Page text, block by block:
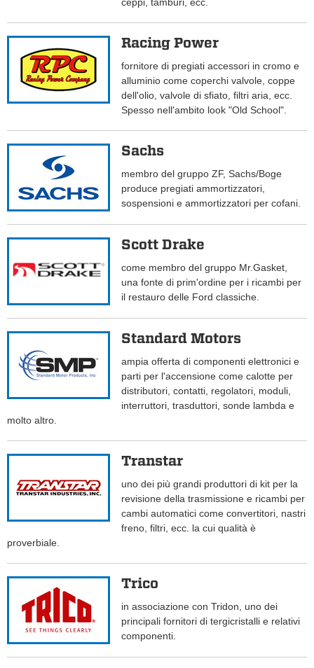
Racing Power
fornitore di pregiati accessori in cromo e
alluminio come coperchi valvole, coppe
dell'olio, valvole di sfiato, filtri aria, ecc.
Spesso nell'ambito look "Old School".
Sachs
membro del gruppo ZF, Sachs/Boge
produce pregiati ammortizzatori,
sospensioni e ammortizzatori per cofani.
Scott Drake
come membro del gruppo Mr.Gasket,
una fonte di prim'ordine per i ricambi per
il restauro delle Ford classiche.
Standard Motors
ampia offerta di componenti elettronici e
parti per l'accensione come calotte per
distributori, contatti, regolatori, moduli,
interruttori, trasduttori, sonde lambda e
molto altro.
Transtar
uno dei più grandi produttori di kit per la
revisione della trasmissione e ricambi per
cambi automatici come convertitori, nastri
freno, filtri, ecc. la cui qualità è
proverbiale.
Trico
in associazione con Tridon, uno dei
principali fornitori di tergicristalli e relativi
componenti.